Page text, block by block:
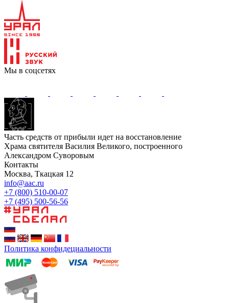
Мы в соцсетях
Часть средств от прибыли идет на восстановление
Храма святителя Василия Великого, построенного
Александром Суворовым
Контакты
Москва, Ткацкая 12
info@aac.ru
+7 (800) 510-00-07
+7 (495) 500-56-56
Политика конфидециальности